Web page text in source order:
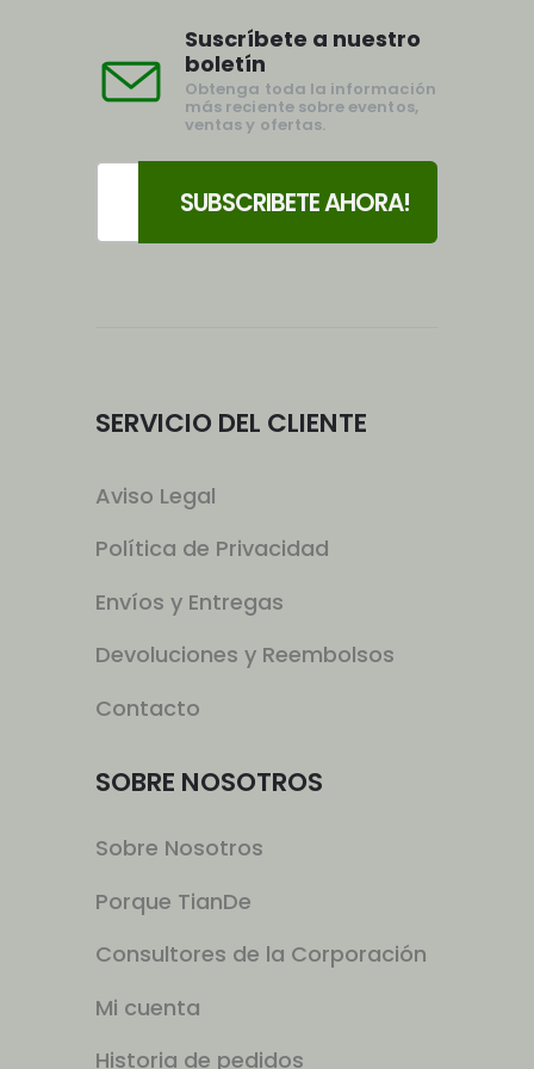
Suscríbete a nuestro
boletín
Obtenga toda la información
más reciente sobre eventos,
ventas y ofertas.
SERVICIO DEL CLIENTE
Aviso Legal
Política de Privacidad
Envíos y Entregas
Devoluciones y Reembolsos
Contacto
SOBRE NOSOTROS
Sobre Nosotros
Porque TianDe
Consultores de la Corporación
Mi cuenta
Historia de pedidos